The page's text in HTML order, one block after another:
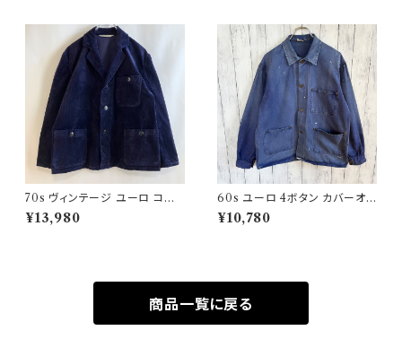
70s ヴィンテージ ユーロ コー
デュロイ セットアップ ビンテー
ジ
¥13,980
60s ユーロ 4ボタン カバーオ
ール ワークジャケット 月桂樹ボ
タン ヴィンテージ
¥10,780
商品一覧に戻る